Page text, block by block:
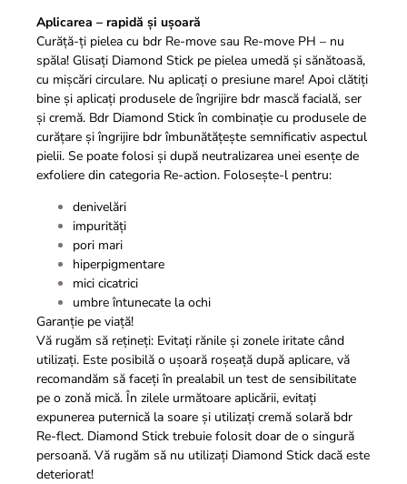
Aplicarea – rapidă și ușoară
Curăță-ți pielea cu bdr Re-move sau Re-move PH – nu
spăla! Glisați Diamond Stick pe pielea umedă și sănătoasă,
cu mișcări circulare. Nu aplicați o presiune mare! Apoi clătiți
bine și aplicați produsele de îngrijire bdr mască facială, ser
și cremă. Bdr Diamond Stick în combinație cu produsele de
curățare și îngrijire bdr îmbunătățește semnificativ aspectul
pielii. Se poate folosi și după neutralizarea unei esențe de
exfoliere din categoria Re-action. Folosește-l pentru:
denivelări
impurităţi
pori mari
hiperpigmentare
mici cicatrici
umbre întunecate la ochi
Garanție pe viață!
Vă rugăm să rețineți: Evitați rănile și zonele iritate când
utilizați. Este posibilă o ușoară roșeață după aplicare, vă
recomandăm să faceți în prealabil un test de sensibilitate
pe o zonă mică. În zilele următoare aplicării, evitați
expunerea puternică la soare și utilizați cremă solară bdr
Re-flect. Diamond Stick trebuie folosit doar de o singură
persoană. Vă rugăm să nu utilizați Diamond Stick dacă este
deteriorat!